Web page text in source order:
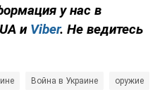
у нас в
и Viber. Не ведитесь
Война в Украине оружие